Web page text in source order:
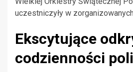
uczestniczyły w
Ekscytujące
codzienności